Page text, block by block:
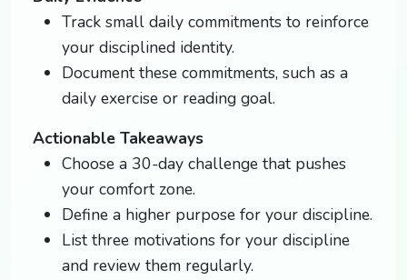
Track small daily commitments to reinforce
your disciplined identity.
Document these commitments, such as a
daily exercise or reading goal.
Actionable Takeaways
Choose a 30-day challenge that pushes
your comfort zone.
Define a higher purpose for your discipline.
List three motivations for your discipline
and review them regularly.